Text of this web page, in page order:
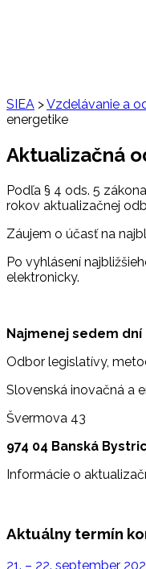
SIEA >Vzdelávanie a
energetike
Aktualizačná
Podľa § 4 ods. 5
rokov aktualizačnej
Záujem o účasť na
Po vyhlásení
elektronicky.
Najmenej sedem
Odbor legislatívy,
Slovenská inovačná a
Švermova 43
974 04 Banská
Informácie o
Aktuálny termín
21. – 22. september